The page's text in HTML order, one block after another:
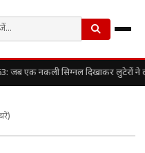
एक नकली सिग्नल दिखाकर लुटेरों ने लूट